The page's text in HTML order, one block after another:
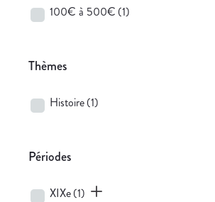
100€ à 500€ (1)
Thèmes
Histoire(1)
Périodes
XIXe(1)